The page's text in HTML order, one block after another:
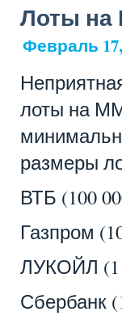
Лоты
Февраль
лоты на
размеры
ВТБ (100
Газпром
ЛУКОЙЛ (1
Сбербанк